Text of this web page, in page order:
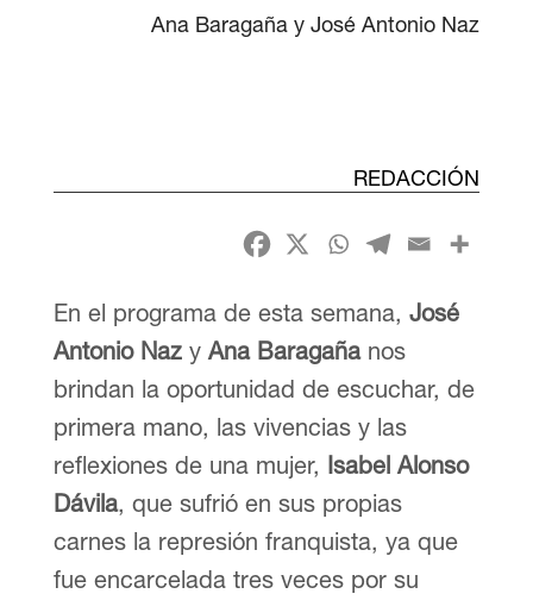
Ana Baragaña y José Antonio Naz
REDACCIÓN
En el programa de esta semana, José
Antonio Nazy Ana Baragañanos
brindan la oportunidad de escuchar, de
primera mano, las vivencias y las
reflexiones de una mujer, Isabel Alonso
Dávila, que sufrió en sus propias
carnes la represión franquista, ya que
fue encarcelada tres veces por su